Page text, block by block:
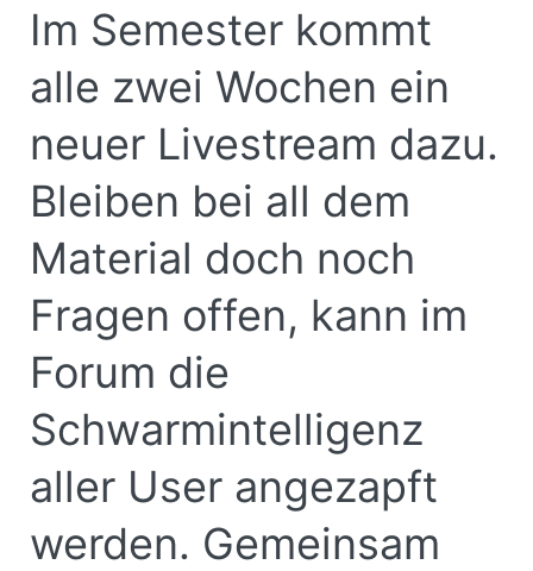
Im Semester kommt
alle zwei Wochen ein
neuer Livestream dazu.
Bleiben bei all dem
Material doch noch
Fragen offen, kann im
Forum die
Schwarmintelligenz
aller User angezapft
werden. Gemeinsam